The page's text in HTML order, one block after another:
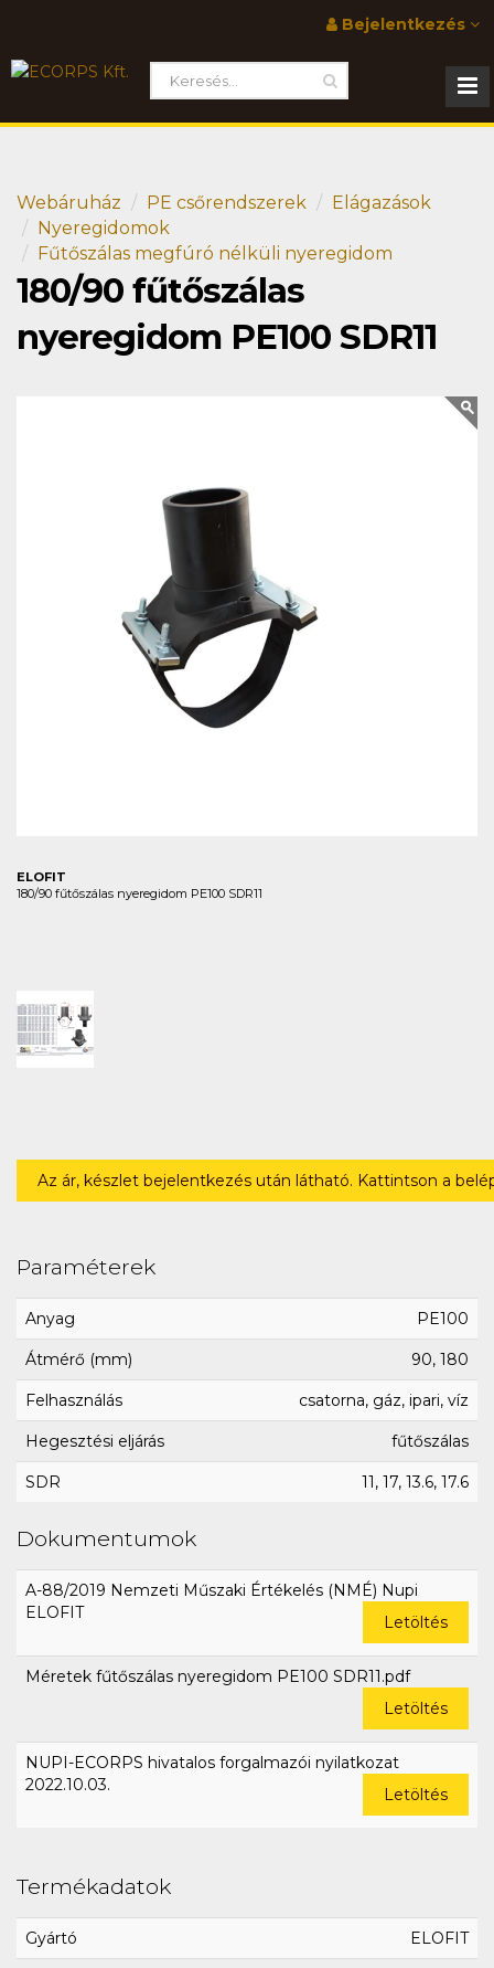
Bejelentkezés
Webáruház PE csőrendszerek
Elágazások
Nyeregidomok
Fűtőszálas megfúró nélküli nyeregidom
180/90 fűtőszálas
nyeregidom PE100 SDR11
ELOFIT
180/90 fűtőszálas nyeregidom PE100 SDR11
Az ár, készlet bejelentkezés után látható. Kattintson a
Paraméterek
Anyag PE100
Átmérő (mm) 90, 180
Felhasználás csatorna, gáz, ipari, víz
Hegesztési eljárás fűtőszálas
SDR 11, 17, 13.6, 17.6
Dokumentumok
A-88/2019 Nemzeti Műszaki Értékelés (NMÉ) Nupi
ELOFIT
Letöltés
Méretek fűtőszálas nyeregidom PE100 SDR11.pdf
Letöltés
NUPI-ECORPS hivatalos forgalmazói nyilatkozat
2022.10.03.
Letöltés
Termékadatok
Gyártó ELOFIT